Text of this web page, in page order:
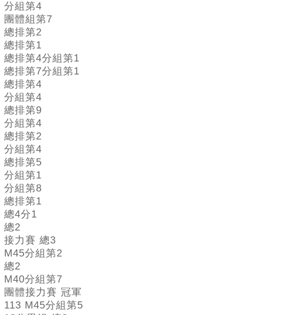
分組第4
團體組第7
總排第2
總排第1
總排第4分組第1
總排第7分組第1
總排第4
分組第4
總排第9
分組第4
總排第2
分組第4
總排第5
分組第1
分組第8
總排第1
總4分1
總2
接力賽 總3
M45分組第2
總2
M40分組第7
團體接力賽 冠軍
113 M45分組第5